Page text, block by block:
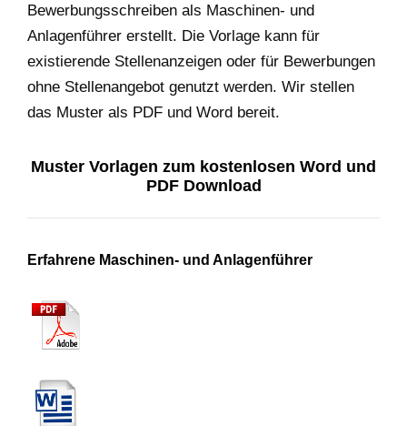
Bewerbungsschreiben als Maschinen- und
Anlagenführer erstellt. Die Vorlage kann für
existierende Stellenanzeigen oder für Bewerbungen
ohne Stellenangebot genutzt werden. Wir stellen
das Muster als PDF und Word bereit.
Muster Vorlagen zum kostenlosen Word und
PDF Download
Erfahrene Maschinen- und Anlagenführer